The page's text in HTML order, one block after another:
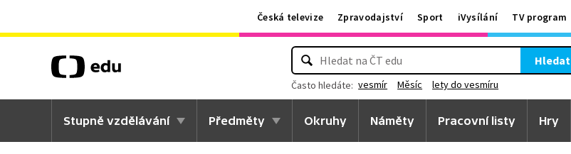
Česká televize Zpravodajství Sport iVysílání TV program
Hledat
Často hledáte: vesmír Měsíc lety do vesmíru
Stupně vzdělávání Předměty Okruhy Náměty Pracovní listy Hry